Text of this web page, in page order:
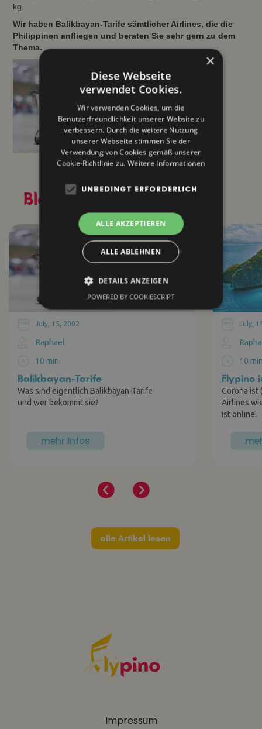
kg
Wir haben Balikbayan-Tarife sämtlicher Airlines, die die
Philippinen anfliegen und beraten Sie sehr gern zu dem
Thema.
Blogs
July, 15, 2002
Raphael
10 min
Balikbayan-Tarife
Was sind eigentlich Balikbayan-Tarife
und wer bekommt sie?
mehr Infos
July,
10
Flypino
Corona ist
Airlines
ist online!
alle Artikel lesen
Impressum
×
Diese Webseite
verwendet Cookies.
Wir verwenden Cookies, um die
Benutzerfreundlichkeit unserer Website zu
verbessern. Durch die weitere Nutzung
unserer Webseite stimmen Sie der
Verwendung von Cookies gemäß unserer
Cookie-Richtlinie zu.Weitere Informationen
UNBEDINGT ERFORDERLICH
ALLE AKZEPTIEREN
ALLE ABLEHNEN
DETAILS ANZEIGEN
POWERED BY COOKIESCRIPT